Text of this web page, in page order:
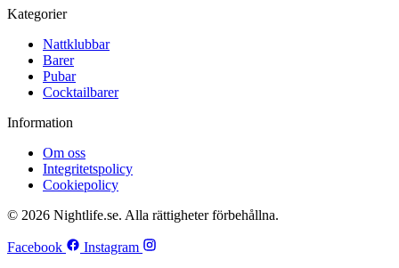
Kategorier
Nattklubbar
Barer
Pubar
Cocktailbarer
Information
Om oss
Integritetspolicy
Cookiepolicy
© 2026 Nightlife.se. Alla rättigheter förbehållna.
Facebook
Instagram